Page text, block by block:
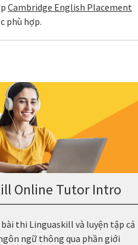
Cambridge English Placement
phù hợp.
Online Tutor Intro
bài thi Linguaskill và luyện tập cả
ngữ thông qua phần giới